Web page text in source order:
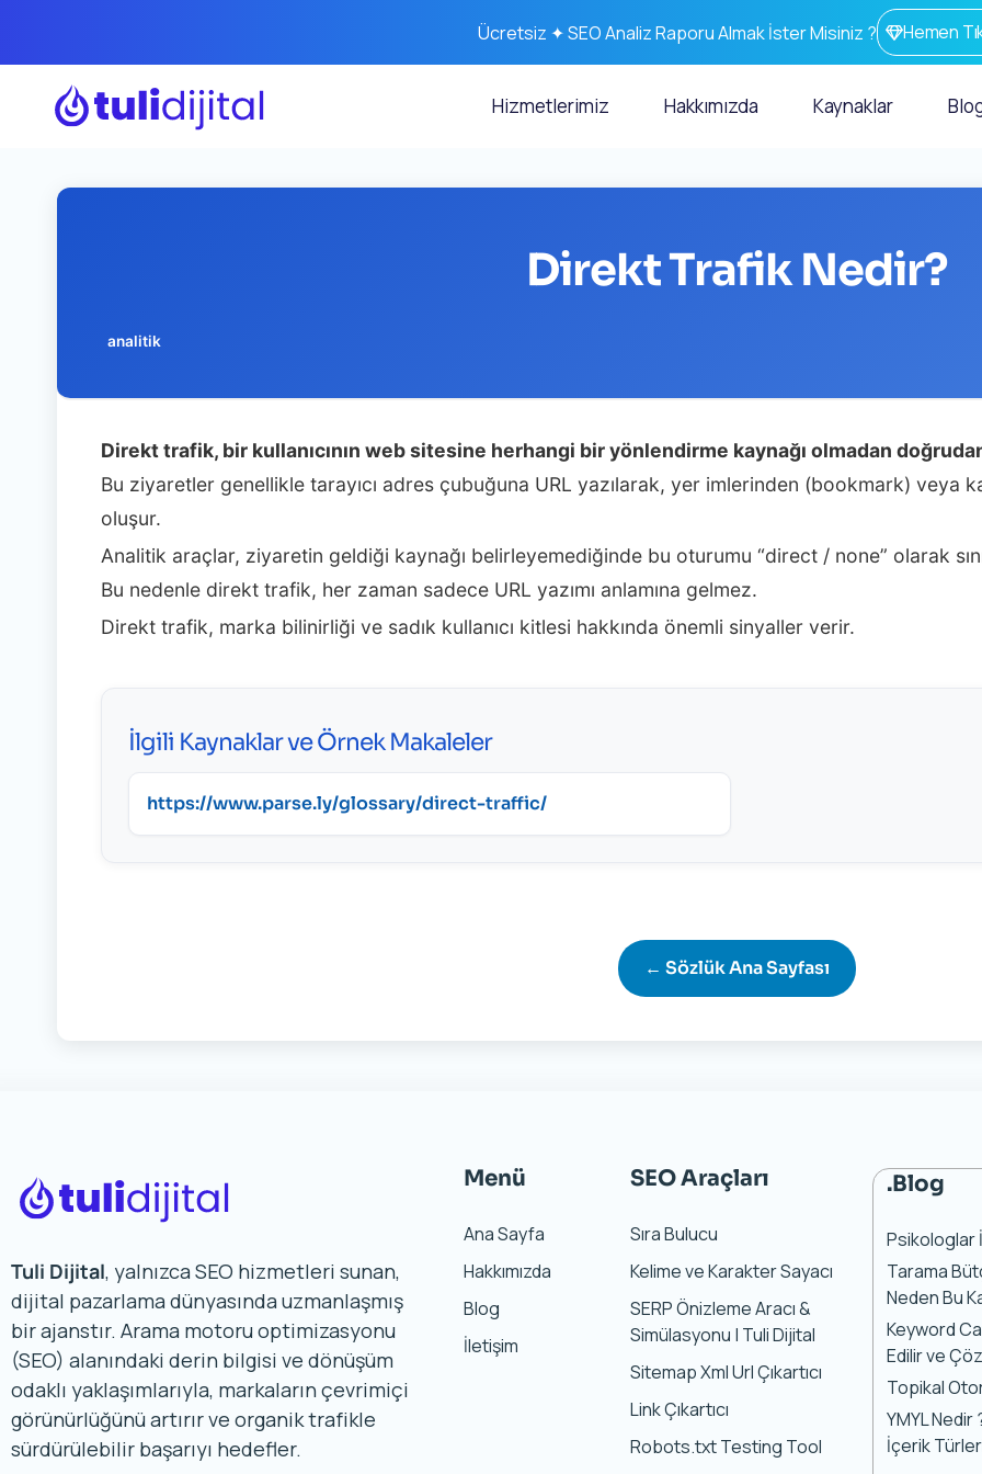
Ücretsiz ✦ SEO Analiz Raporu Almak İster Misiniz ? Hemen
Hizmetlerimiz Hakkımızda Kaynaklar
Direkt Trafik Nedir?
analitik
Direkt trafik, bir kullanıcının web sitesine herhangi bir yönlendirme kaynağı olmadan
Bu ziyaretler genellikle tarayıcı adres çubuğuna URL yazılarak, yer imlerinden (bookmark) veya
oluşur.
Analitik araçlar, ziyaretin geldiği kaynağı belirleyemediğinde bu oturumu “direct / none” olarak
Bu nedenle direkt trafik, her zaman sadece URL yazımı anlamına gelmez.
Direkt trafik, marka bilinirliği ve sadık kullanıcı kitlesi hakkında önemli sinyaller verir.
İlgili Kaynaklar ve Örnek Makaleler
https://www.parse.ly/glossary/direct-traffic/
← Sözlük Ana Sayfası
Tuli Dijital, yalnızca SEO hizmetleri sunan,
dijital pazarlama dünyasında uzmanlaşmış
bir ajanstır. Arama motoru optimizasyonu
(SEO) alanındaki derin bilgisi ve dönüşüm
odaklı yaklaşımlarıyla, markaların çevrimiçi
görünürlüğünü artırır ve organik trafikle
sürdürülebilir başarıyı hedefler.
Menü
Ana Sayfa
Hakkımızda
Blog
İletişim
SEO Araçları
Sıra Bulucu
Kelime ve Karakter Sayacı
SERP Önizleme Aracı &
Simülasyonu | Tuli Dijital
Sitemap Xml Url Çıkartıcı
Link Çıkartıcı
Robots.txt Testing Tool
.Blog
Psikologlar
Tarama
Neden Bu
Keyword
Edilir ve
Topikal
YMYL Nedir
İçerik